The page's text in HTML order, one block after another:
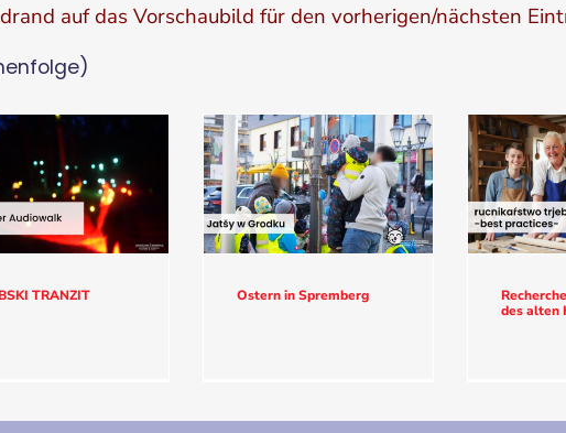
auf das Vorschaubild für den vorherigen/nächsten
TRANZIT Ostern in Spremberg
des alten